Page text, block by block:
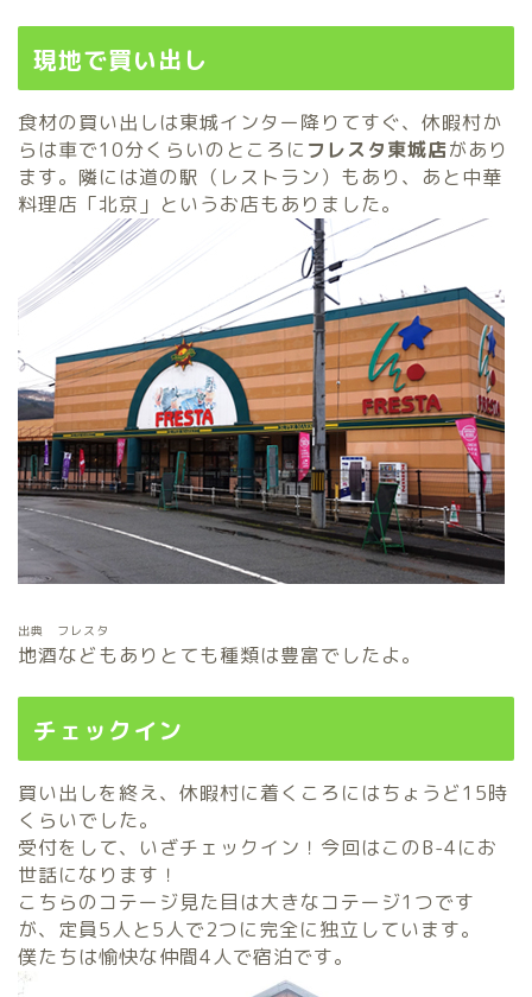
現地で買い出し
食材の買い出しは東城インター降りてすぐ、休暇村か
らは車で10分くらいのところに フレスタ東城店があり
ます。隣には道の駅（レストラン）もあり、あと中華
料理店「北京」というお店もありました。
出典 フレスタ
地酒などもありとても種類は豊富でしたよ。
チェックイン
買い出しを終え、休暇村に着くころにはちょうど15時
くらいでした。
受付をして、いざチェックイン！今回はこのB-4にお
世話になります！
こちらのコテージ見た目は大きなコテージ1つです
が、定員5人と5人で2つに完全に独立しています。
僕たちは愉快な仲間4人で宿泊です。